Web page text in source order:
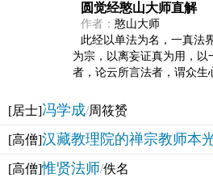
圆觉经憨山大师直解
作者： 憨山大师
此经以单法为名，一真法
为宗，以离妄证真为用，以
者，论云所言法者，谓众生
[居士]冯学成/周筱赟
[高僧]汉藏教理院的禅宗教师本
[高僧]惟贤法师/佚名